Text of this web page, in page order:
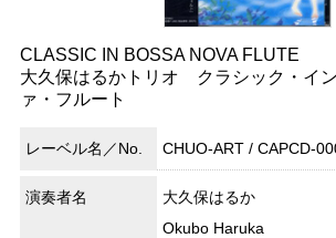
CLASSIC IN BOSSA NOVA FLUTE
大久保はるかトリオ クラシック・イ
ァ・フルート
レーベル名／No. CHUO-ART / CAPCD-
演奏者名
大久保はるか
Okubo Haruka